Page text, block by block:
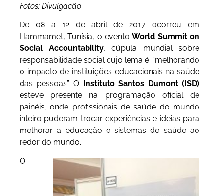
Fotos: Divulgação
De 08 a 12 de abril de 2017 ocorreu em
Hammamet, Tunísia, o eventoWorld Summit on
Social Accountability, cúpula mundial sobre
responsabilidade social cujo lema é: “melhorando
o impacto de instituições educacionais na saúde
das pessoas”. O
Instituto Santos Dumont (ISD)
esteve presente na programação oficial de
painéis, onde profissionais de saúde do mundo
inteiro puderam trocar experiências e ideias para
melhorar a educação e sistemas de saúde ao
redor do mundo.
O